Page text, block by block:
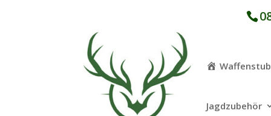
Jagdzubehör